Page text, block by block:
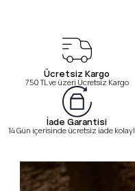
Ücretsiz Kargo
750 TL ve üzeri Ücretsiz Kargo
İade Garantisi
14 Gün içerisinde ücretsiz iade